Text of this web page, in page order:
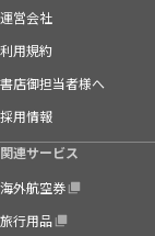
運営会社
利用規約
書店御担当者様へ
採用情報
関連サービス
海外航空券
旅行用品